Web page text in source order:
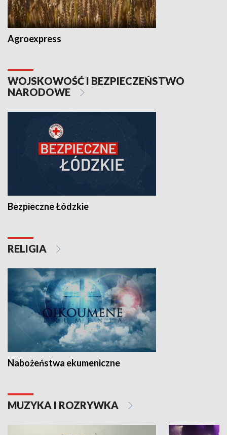
Agroexpress
WOJSKOWOŚĆ I BEZPIECZEŃSTWO
NARODOWE
Bezpieczne Łódzkie
RELIGIA
Nabożeństwa ekumeniczne
MUZYKA I ROZRYWKA